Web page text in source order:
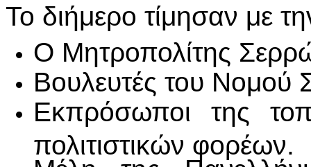
Το διήμερο τίμησαν με
Ο Μητροπολίτης
Βουλευτές του Νομού
Εκπρόσωποι της
πολιτιστικών φορέων.